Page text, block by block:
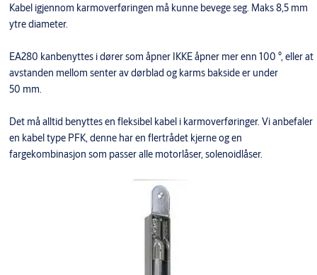
Kabel igjennom karmoverføringen må kunne bevege seg. Maks 8,5 mm
ytre diameter.
EA280 kanbenyttes i dører som åpner IKKE åpner mer enn 100 °, eller at
avstanden mellom senter av dørblad og karms bakside er under
50 mm.
Det må alltid benyttes en fleksibel kabel i karmoverføringer. Vi anbefaler
en kabel type PFK, denne har en flertrådet kjerne og en
fargekombinasjon som passer alle motorlåser, solenoidlåser.